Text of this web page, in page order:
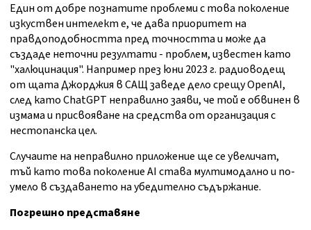
Един от добре познатите проблеми с това поколение
изкуствен интелект е, че дава приоритет на
правдоподобността пред точността и може да
създаде неточни резултати - проблем, известен като
"халюцинация". Например през юни 2023 г. радиоводещ
от щата Джорджия в САЩ заведе дело срещу OpenAI,
след като ChatGPT неправилно заяви, че той е обвинен в
измама и присвояване на средства от организация с
нестопанска цел.
Случаите на неправилно приложение ще се увеличат,
тъй като това поколение AI става мултимодално и по-
умело в създаването на убедително съдържание.
Погрешно представяне